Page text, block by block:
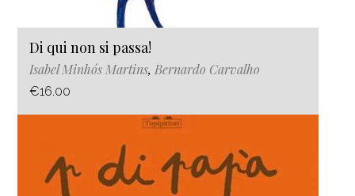
Di qui non si passa!
Isabel Minhós Martins, Bernardo Carvalho
€16.00